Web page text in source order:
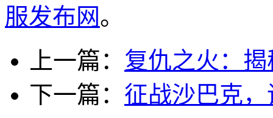
服发布网。
上一篇： 复仇之火：
下一篇： 征战沙巴克